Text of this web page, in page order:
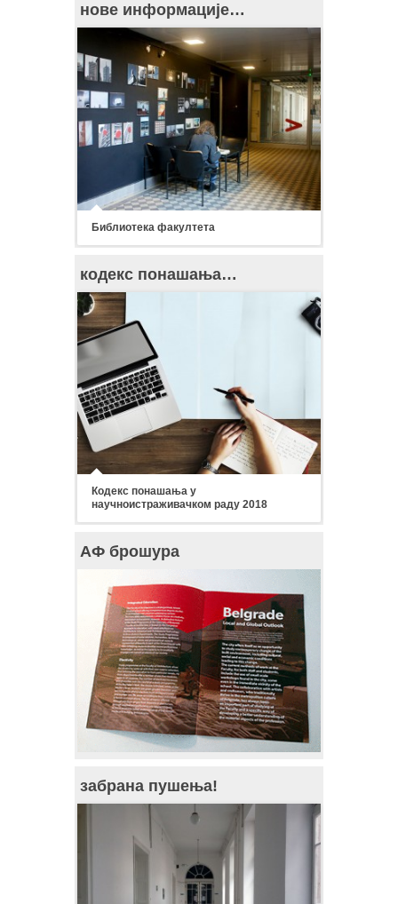
нове информације…
Библиотека факултета
кодекс понашања…
Кодекс понашања у
научноистраживачком раду 2018
АФ брошура
забрана пушења!